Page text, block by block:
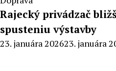
Rajecký privádzač
spusteniu výstavby
By
23. januára 202623. januára